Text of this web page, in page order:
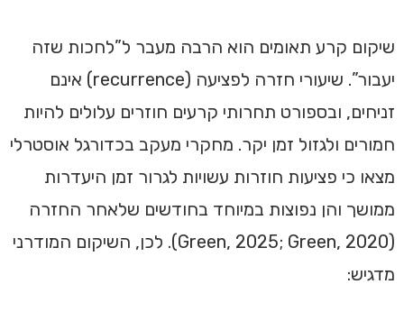
שיקום קרע תאומים הוא הרבה מעבר ל”לחכות שזה
יעבור”. שיעורי חזרה לפציעה (recurrence) אינם
זניחים, ובספורט תחרותי קרעים חוזרים עלולים להיות
חמורים ולגזול זמן יקר. מחקרי מעקב בכדורגל אוסטרלי
מצאו כי פציעות חוזרות עשויות לגרור זמן היעדרות
ממושך והן נפוצות במיוחד בחודשים שלאחר החזרה
(Green, 2025; Green, 2020). לכן, השיקום המודרני
מדגיש: